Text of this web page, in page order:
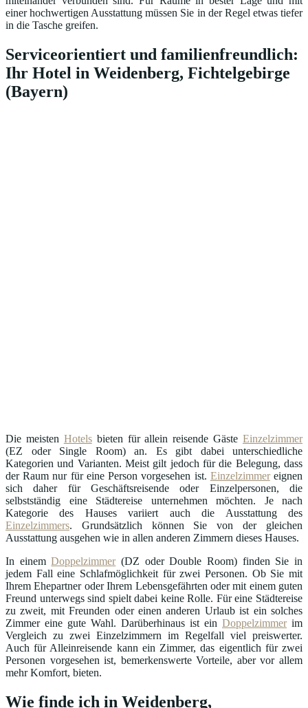
einer hochwertigen Ausstattung müssen Sie in der Regel etwas tiefer
in die Tasche greifen.
Serviceorientiert und familienfreundlich:
Ihr Hotel in Weidenberg, Fichtelgebirge
(Bayern)
Die meisten Hotelsbieten für allein reisende Gäste Einzelzimmer
(EZ oder Single Room) an. Es gibt dabei unterschiedliche
Kategorien und Varianten. Meist gilt jedoch für die Belegung, dass
der Raum nur für eine Person vorgesehen ist. Einzelzimmereignen
sich daher für Geschäftsreisende oder Einzelpersonen, die
selbstständig eine Städtereise unternehmen möchten. Je nach
Kategorie des Hauses variiert auch die Ausstattung des
Einzelzimmers. Grundsätzlich können Sie von der gleichen
Ausstattung ausgehen wie in allen anderen Zimmern dieses Hauses.
In einemDoppelzimmer(DZ oder Double Room) finden Sie in
jedem Fall eine Schlafmöglichkeit für zwei Personen. Ob Sie mit
Ihrem Ehepartner oder Ihrem Lebensgefährten oder mit einem guten
Freund unterwegs sind spielt dabei keine Rolle. Für eine Städtereise
zu zweit, mit Freunden oder einen anderen Urlaub ist ein solches
Zimmer eine gute Wahl. Darüberhinaus ist ein Doppelzimmerim
Vergleich zu zwei Einzelzimmern im Regelfall viel preiswerter.
Auch für Alleinreisende kann ein Zimmer, das eigentlich für zwei
Personen vorgesehen ist, bemerkenswerte Vorteile, aber vor allem
mehr Komfort, bieten.
Wie finde ich in Weidenberg,